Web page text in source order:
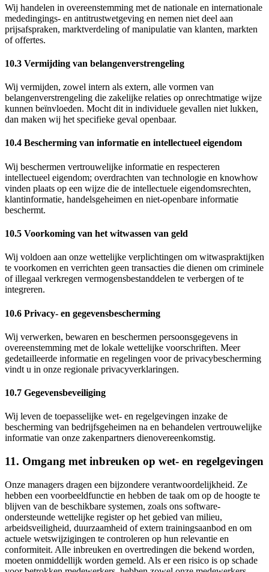
Wij handelen in overeenstemming met de nationale en internationale
mededingings- en antitrustwetgeving en nemen niet deel aan
prijsafspraken, marktverdeling of manipulatie van klanten, markten
of offertes.
10.3 Vermijding van belangenverstrengeling
Wij vermijden, zowel intern als extern, alle vormen van
belangenverstrengeling die zakelijke relaties op onrechtmatige wijze
kunnen beïnvloeden. Mocht dit in individuele gevallen niet lukken,
dan maken wij het specifieke geval openbaar.
10.4 Bescherming van informatie en intellectueel eigendom
Wij beschermen vertrouwelijke informatie en respecteren
intellectueel eigendom; overdrachten van technologie en knowhow
vinden plaats op een wijze die de intellectuele eigendomsrechten,
klantinformatie, handelsgeheimen en niet-openbare informatie
beschermt.
10.5 Voorkoming van het witwassen van geld
Wij voldoen aan onze wettelijke verplichtingen om witwaspraktijken
te voorkomen en verrichten geen transacties die dienen om criminele
of illegaal verkregen vermogensbestanddelen te verbergen of te
integreren.
10.6 Privacy- en gegevensbescherming
Wij verwerken, bewaren en beschermen persoonsgegevens in
overeenstemming met de lokale wettelijke voorschriften. Meer
gedetailleerde informatie en regelingen voor de privacybescherming
vindt u in onze regionale privacyverklaringen.
10.7 Gegevensbeveiliging
Wij leven de toepasselijke wet- en regelgevingen inzake de
bescherming van bedrijfsgeheimen na en behandelen vertrouwelijke
informatie van onze zakenpartners dienovereenkomstig.
11. Omgang met inbreuken op wet- en regelgevingen
Onze managers dragen een bijzondere verantwoordelijkheid. Ze
hebben een voorbeeldfunctie en hebben de taak om op de hoogte te
blijven van de beschikbare systemen, zoals ons software-
ondersteunde wettelijke register op het gebied van milieu,
arbeidsveiligheid, duurzaamheid of extern trainingsaanbod en om
actuele wetswijzigingen te controleren op hun relevantie en
conformiteit. Alle inbreuken en overtredingen die bekend worden,
moeten onmiddellijk worden gemeld. Als er een risico is op schade